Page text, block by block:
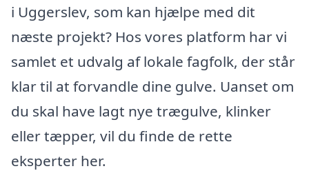
i Uggerslev, som kan hjælpe med dit
næste projekt? Hos vores platform har vi
samlet et udvalg af lokale fagfolk, der står
klar til at forvandle dine gulve. Uanset om
du skal have lagt nye trægulve, klinker
eller tæpper, vil du finde de rette
eksperter her.